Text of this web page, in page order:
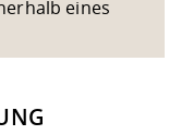
eines